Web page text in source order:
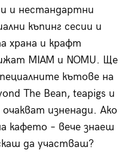
и нестандартни
къпинг сесии и
храна и крафт
MIAM и NOMU. Ще
кътове на
The Bean, teapigs и
изненади. Ако
кафето – вече знаеш
да участваш?